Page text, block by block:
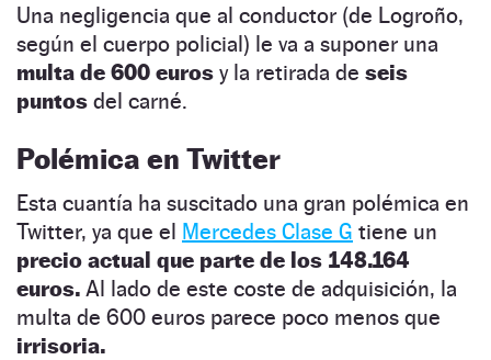
Una negligencia que al conductor (de Logroño,
según el cuerpo policial) le va a suponer una
multa de 600 euros y la retirada de seis
puntos del carné.
Polémica en Twitter
Esta cuantía ha suscitado una gran polémica en
Twitter, ya que el Mercedes Clase G tiene un
precio actual que parte de los 148.164
euros. Al lado de este coste de adquisición, la
multa de 600 euros parece poco menos que
irrisoria.